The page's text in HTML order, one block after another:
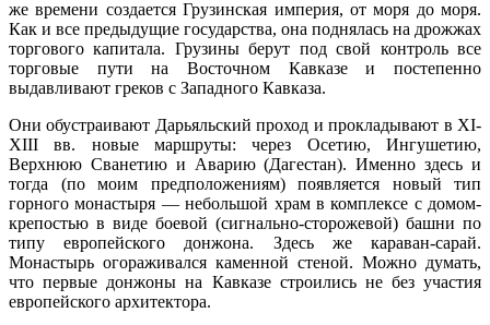
же времени создается Грузинская империя, от моря до моря.
Как и все предыдущие государства, она поднялась на дрожжах
торгового капитала. Грузины берут под свой контроль все
торговые пути на Восточном Кавказе и постепенно
выдавливают греков с Западного Кавказа.
Они обустраивают Дарьяльский проход и прокладывают в XI-
XIII вв. новые маршруты: через Осетию, Ингушетию,
Верхнюю Сванетию и Аварию (Дагестан). Именно здесь и
тогда (по моим предположениям) появляется новый тип
горного монастыря — небольшой храм в комплексе с домом-
крепостью в виде боевой (сигнально-сторожевой) башни по
типу европейского донжона. Здесь же караван-сарай.
Монастырь огораживался каменной стеной. Можно думать,
что первые донжоны на Кавказе строились не без участия
европейского архитектора.